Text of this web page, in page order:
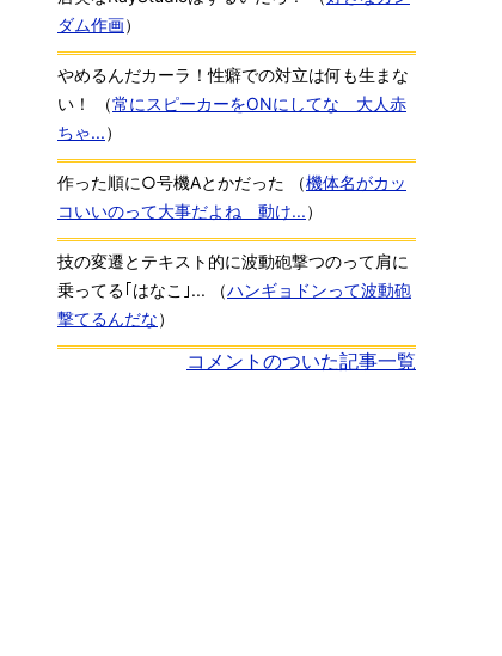
ダム作画）
やめるんだカーラ！性癖での対立は何も生まな
い！
（常にスピーカーをONにしてな 大人赤
ちゃ...）
作った順に○号機Aとかだった （機体名がカッ
コいいのって大事だよね 動け...）
技の変遷とテキスト的に波動砲撃つのって肩に
乗ってる｢はなこ｣...
（ハンギョドンって波動砲
撃てるんだな）
コメントのついた記事一覧